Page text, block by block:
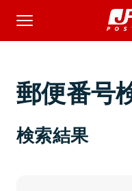
郵便番号
検索結果